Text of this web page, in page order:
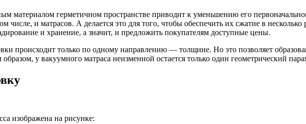
материалом герметичном пространстве приводит к уменьшению его
числе, и матрасов. А делается это для того, чтобы обеспечить их сжатие в несколько
и хранение, а значит, и предложить покупателям доступные цены.
происходит только по одному направлению — толщине. Но это позволяет
у вакуумного матраса неизменной остается только один геометрический
изображена на рисунке: